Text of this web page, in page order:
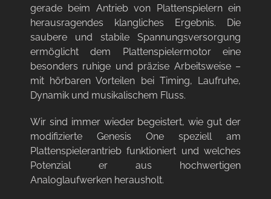
gerade beim Antrieb von Plattenspielernein
herausragendes klangliches Ergebnis. Die
saubere und stabile Spannungsversorgung
ermöglicht dem Plattenspielermotor eine
besonders ruhige und präzise Arbeitsweise –
mit hörbaren Vorteilen bei Timing, Laufruhe,
Dynamik und musikalischem Fluss.
Wir sind immer wieder begeistert, wie gut der
modifizierte Genesis One speziell am
Plattenspielerantrieb funktioniert und welches
Potenzial er aus hochwertigen
Analoglaufwerken herausholt.